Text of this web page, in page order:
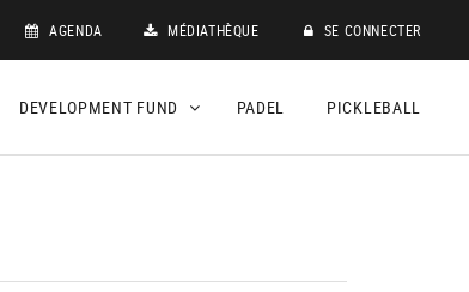
AGENDA MÉDIATHÈQUE SE CONNECTER
DEVELOPMENT FUND PADEL PICKLEBALL